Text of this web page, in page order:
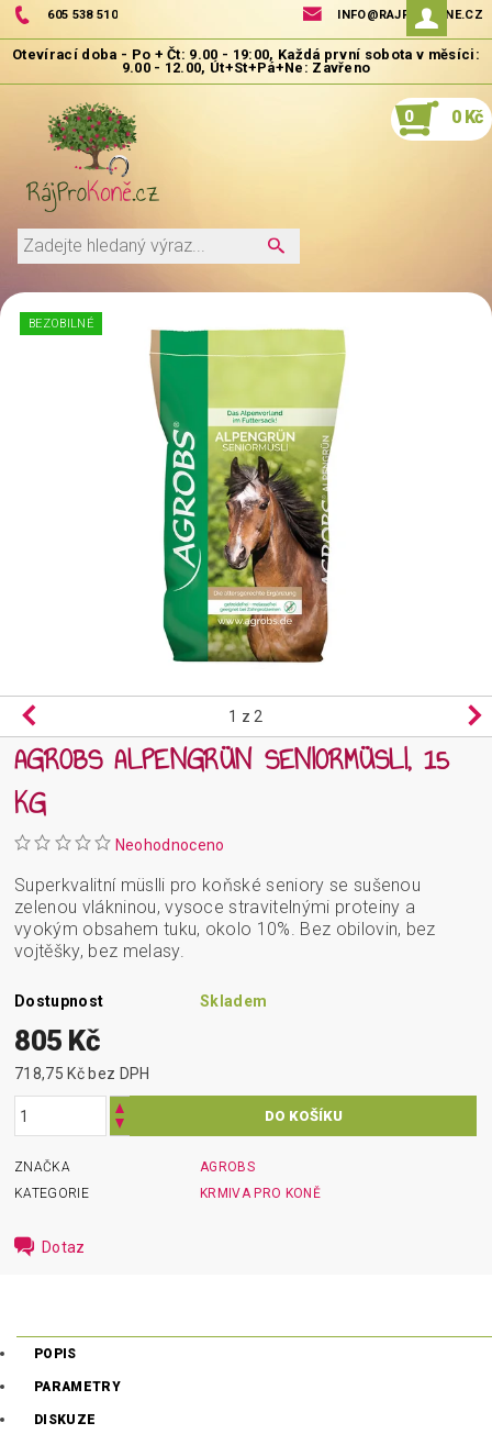
605 538 510 INFO@RAJPROKONE.CZ
0 0 Kč
BEZOBILNÉ
1 z 2
AGROBS ALPENGRÜN SENIORMÜSLI, 15
KG
Neohodnoceno
Superkvalitní müslli pro koňské seniory se sušenou
zelenou vlákninou, vysoce stravitelnými proteiny a
vyokým obsahem tuku, okolo 10%. Bez obilovin, bez
vojtěšky, bez melasy.
Dostupnost Skladem
805 Kč
718,75 Kč bez DPH
ZNAČKA
AGROBS
KATEGORIE
KRMIVA PRO KONĚ
Dotaz
POPIS
PARAMETRY
DISKUZE